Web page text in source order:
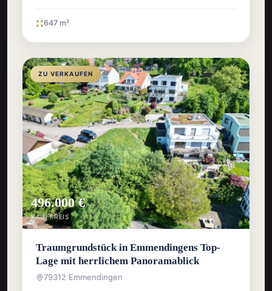
647 m²
ZU VERKAUFEN
496.000 €
KAUFPREIS
Traumgrundstück in Emmendingens Top-
Lage mit herrlichem Panoramablick
79312 Emmendingen